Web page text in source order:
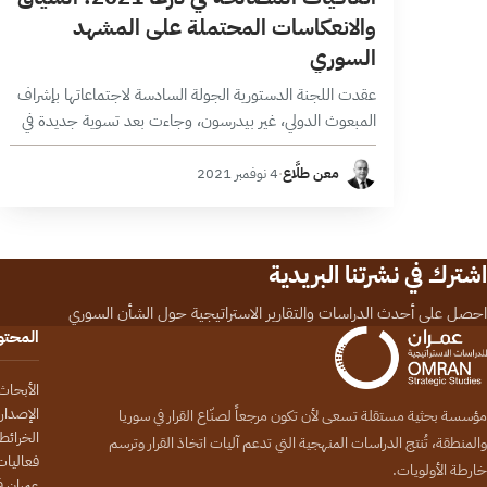
والانعكاسات المحتملة على المشهد
السوري
عقدت اللجنة الدستورية الجولة السادسة لاجتماعاتها بإشراف
المبعوث الدولي، غير بيدرسون، وجاءت بعد تسوية جديدة في
درعا. هذه المحافظة التي لم تغب عن واجهة الأحداث في
سوريا منذ بدء الثورة…
معن طلَّاع·4 نوفمبر 2021
اشترك في نشرتنا البريدية
احصل على أحدث الدراسات والتقارير الاستراتيجية حول الشأن السوري
مؤسسة بحثية مستقلة تسعى لأن تكون مرجعاً لصنّاع القرار في سوريا
والمنطقة، تُنتج الدراسات المنهجية التي تدعم آليات اتخاذ القرار وترسم
خارطة الأولويات.